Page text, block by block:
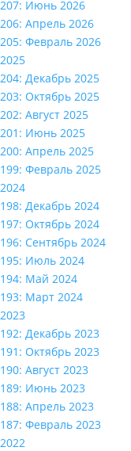
207: Июнь 2026
206: Апрель 2026
205: Февраль 2026
2025
204: Декабрь 2025
203: Октябрь 2025
202: Август 2025
201: Июнь 2025
200: Апрель 2025
199: Февраль 2025
2024
198: Декабрь 2024
197: Октябрь 2024
196: Сентябрь 2024
195: Июль 2024
194: Май 2024
193: Март 2024
2023
192: Декабрь 2023
191: Октябрь 2023
190: Август 2023
189: Июнь 2023
188: Апрель 2023
187: Февраль 2023
2022